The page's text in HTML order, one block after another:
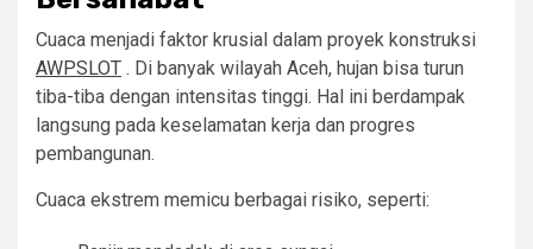
Cuaca menjadi faktor krusial dalam proyek konstruksi
AWPSLOT . Di banyak wilayah Aceh, hujan bisa turun
tiba-tiba dengan intensitas tinggi. Hal ini berdampak
langsung pada keselamatan kerja dan progres
pembangunan.
Cuaca ekstrem memicu berbagai risiko, seperti: